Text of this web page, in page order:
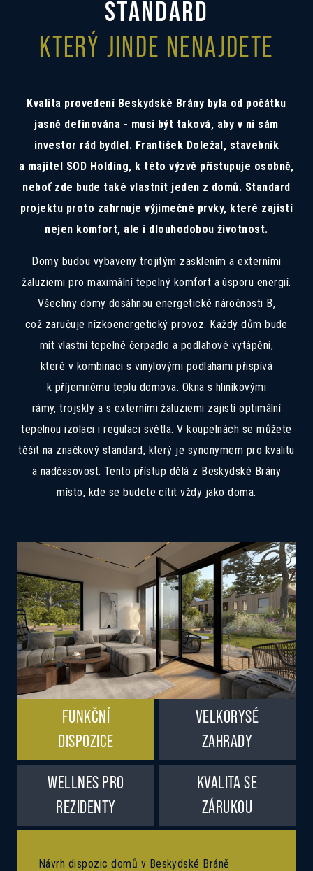
STANDARD
KTERÝ JINDE NENAJDETE
Kvalita provedení Beskydské Brány byla od počátku
jasně definována - musí být taková, aby v ní sám
investor rád bydlel. František Doležal, stavebník
a majitel SOD Holding, k této výzvě přistupuje osobně,
neboť zde bude také vlastnit jeden z domů. Standard
projektu proto zahrnuje výjimečné prvky, které zajistí
nejen komfort, ale i dlouhodobou životnost.
Domy budou vybaveny trojitým zasklením a externími
žaluziemi pro maximální tepelný komfort a úsporu energií.
Všechny domy dosáhnou energetické náročnosti B,
což zaručuje nízkoenergetický provoz. Každý dům bude
mít vlastní tepelné čerpadlo a podlahové vytápění,
které v kombinaci s vinylovými podlahami přispívá
k příjemnému teplu domova. Okna s hliníkovými
rámy, trojskly a s externími žaluziemi zajistí optimální
tepelnou izolaci i regulaci světla. V koupelnách se můžete
těšit na značkový standard, který je synonymem pro kvalitu
a nadčasovost. Tento přístup dělá z Beskydské Brány
místo, kde se budete cítit vždy jako doma.
FUNKČNÍ
DISPOZICE
VELKORYSÉ
ZAHRADY
WELLNES PRO
REZIDENTY
KVALITA SE
ZÁRUKOU
Návrh dispozic domů v Beskydské Bráně
Souhlas se zpracováním osobních
údajů
Preferovaný jazyk
Česky
Slovensky
Souhlasím se zasíláním informací
Informace o zpracováníosobních údajů .